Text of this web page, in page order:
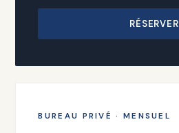
RÉSERVER
BUREAU PRIVÉ · MENSUEL